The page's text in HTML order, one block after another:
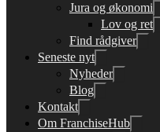
Jura og økonomi
Lov og ret
Find rådgiver
Seneste nyt
Nyheder
Blog
Kontakt
Om FranchiseHub